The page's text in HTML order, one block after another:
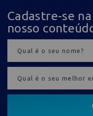
Cadastre-se
nosso